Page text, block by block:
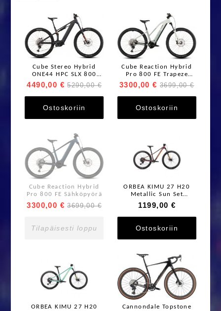
Cube Stereo Hybrid
ONE44 HPC SLX 800
Sähköpyörä
4490,00 € 5290,00 €
Ostoskoriin
Cube Reaction Hybrid
Pro 800 FE Trapeze
Sähköpyörä
3300,00 € 3699,00 €
Ostoskoriin
Cube Reaction Hybrid
Pro 800 FE Sähköpyörä
3300,00 € 3699,00 €
Tilapäisesti loppu
ORBEA KIMU 27 H20
Metallic Sun Set
01191781764 /
52T50485580 Heti
Valmiina!
1199,00 €
Ostoskoriin
ORBEA KIMU 27 H20
Cannondale Topstone